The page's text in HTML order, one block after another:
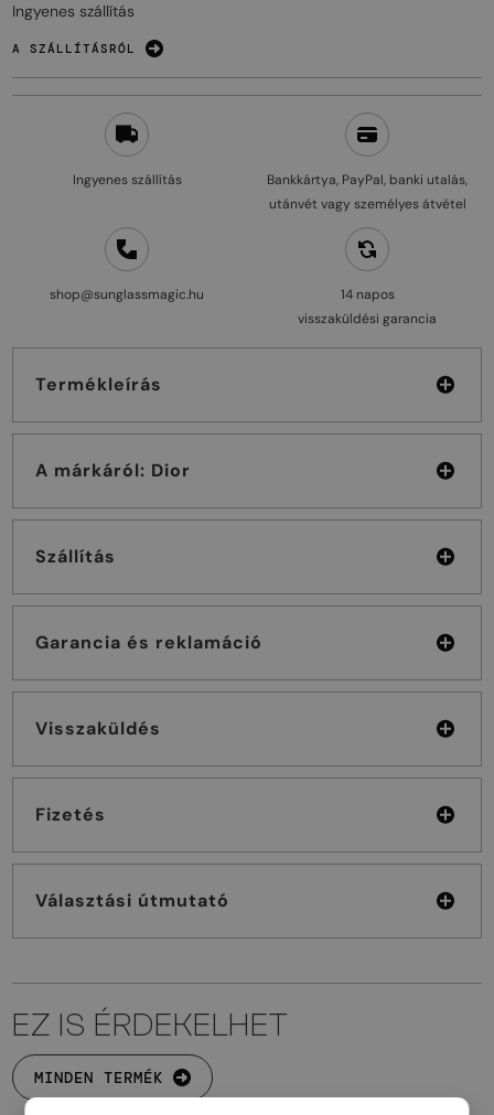
Ingyenes szállítás
Bankkártya, PayPal, banki utalás,
utánvét vagy személyes átvétel
shop@sunglassmagic.hu
14 napos
visszaküldési garancia
Termékleírás
A márkáról: Dior
Szállítás
Garancia és reklamáció
Visszaküldés
Fizetés
Választási útmutató
Ingyenes szállítás
A SZÁLLÍTÁSRÓL
EZ IS ÉRDEKELHET
MINDEN TERMÉK